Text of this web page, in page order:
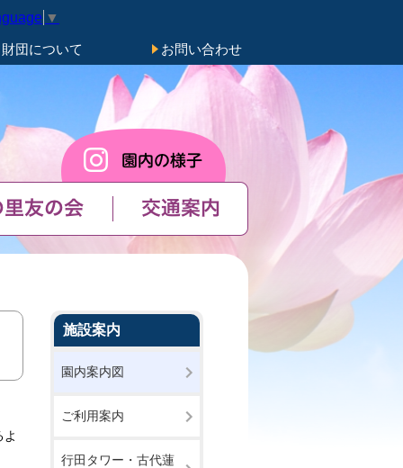
▼
団について お問い合わせ
友の会
施設案内
園内案内図
ご利用案内
行田タワー・古代蓮